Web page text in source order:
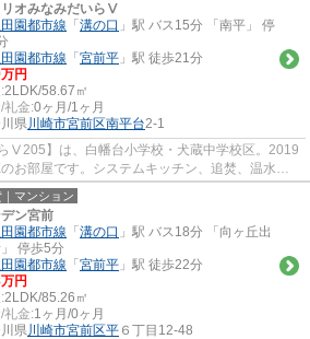
リオみなみだいらⅤ
園都市線 「 溝の口 」駅 バス15分 「南平」 停
園都市線 「 宮前平 」駅 徒歩21分
円
2LDK/58.67㎡
礼金:0ヶ月/1ヶ月
県川崎市宮前区南平台2-1
Ⅴ205】は、白幡台小学校・犬蔵中学校区。2019
お部屋です。システムキッチン、追焚、温水洗
ったりとした一坪風呂と...
マンション
ン宮前
園都市線 「 溝の口 」駅 バス18分 「向ヶ丘出
停歩5分
園都市線 「 宮前平 」駅 徒歩22分
円
2LDK/85.26㎡
礼金:1ヶ月/0ヶ月
県川崎市宮前区平 ６丁目12-48